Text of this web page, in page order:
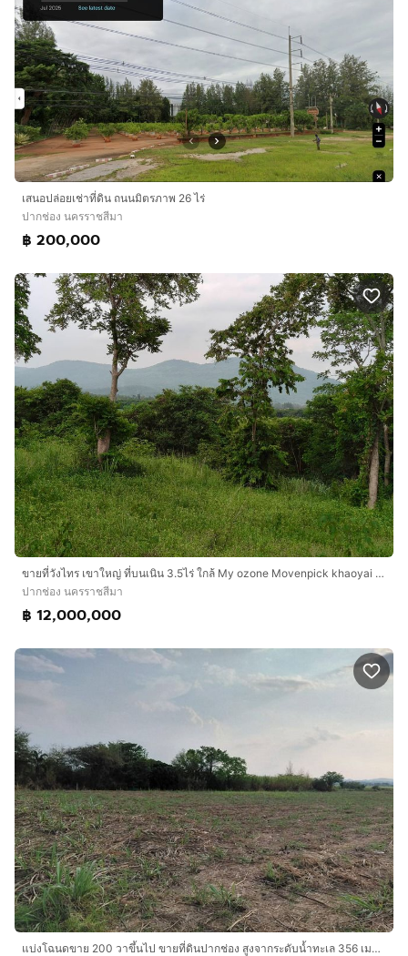
เสนอปล่อยเช่าที่ดิน ถนนมิตรภาพ 26 ไร่
ปากช่อง นครราชสีมา
฿ 200,000
ขายที่วังไทร เขาใหญ่ ที่บนเนิน 3.5ไร่ ใกล้ My ozone Movenpick khaoyai ถนนกว้างไฟฟ้าผ่านหน้าที่ เดินทางสะดวก วิวเขาสวยมาก หลังพิงเขา แถมที่คร
ปากช่อง นครราชสีมา
฿ 12,000,000
แบ่งโฉนดขาย 200 วาขึ้นไป ขายที่ดินปากช่อง สูงจากระดับน้ำทะเล 356 เมตร โฉนด โคราช ราคาคุยกันได้ เหมาะซื้อเก็บไว้เพื่ออนาคตอย่างยิ่ง